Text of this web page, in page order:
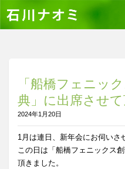
「船橋フェニッ
典」に出席させて
2024年1月20日
1月は連日、新年会にお伺いさ
この日は「船橋フェニックス
頂きました。